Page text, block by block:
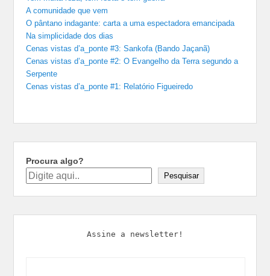
A comunidade que vem
O pântano indagante: carta a uma espectadora emancipada
Na simplicidade dos dias
Cenas vistas d’a_ponte #3: Sankofa (Bando Jaçanã)
Cenas vistas d’a_ponte #2: O Evangelho da Terra segundo a
Serpente
Cenas vistas d’a_ponte #1: Relatório Figueiredo
Procura algo?
Pesquisar
Assine a newsletter!